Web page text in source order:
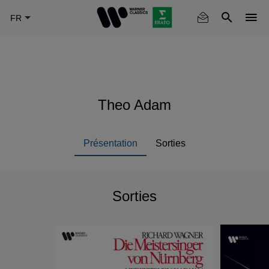
Theo Adam
Présentation Sorties
Sorties